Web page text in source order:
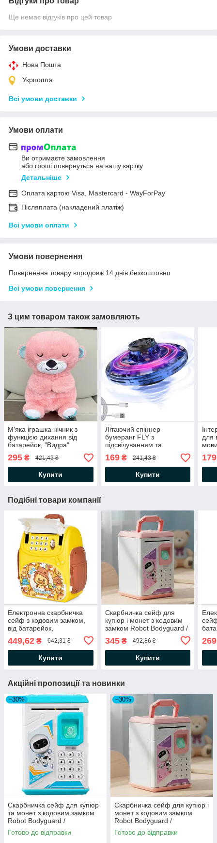
Ще немає відгуків про цей товар
Умови доставки
Нова Пошта
Укрпошта
Всі умови доставки
Умови оплати
Ви отримаєте замовлення
або гроші повернуться на вашу картку
Детальніше
Оплата картою Visa, Mastercard - WayForPay
Післяплата (накладений платіж)
Всі умови оплати
Умови повернення
Повернення товару впродовж 14 днів безкоштовно
Всі умови повернення
З цим товаром також замовляють
М'яка іграшка нічник з
функцією дихання від
батарейок, "Видра"
33,5см, Рожевий / Дитячий
нічник /Нічник іграшка
295 ₴ 421,43 ₴
Купити
Літаючий спіннер
бумеранг FLY з
підсвічуванням та
зарядкою від USB, Синій /
Іграшка для дітей літаюча
тарілка
169₴ 241,43 ₴
Купити
для
179
Подібні товари компанії
Електронна скарбничка
сейф з кодовим замком,
від батарейок,
20х18х10см, School Bag /
Дитяча скарбничка
449,62 ₴ 642,31 ₴
Купити
Скарбничка сейф для
купюр і монет з кодовим
замком Robot Bodyguard /
робот банкомат
345₴ 492,86 ₴
Купити
269
Акційні пропозиції та новинки
–30%
Скарбничка сейф для купюр
та монет з кодовим замком
Robot Bodyguard /
Електронна скарбничка
робот банкомат
Готово до відправки
–30%
Скарбничка сейф для купюр і
монет з кодовим замком
Robot Bodyguard /
Електронна скринька робот
банкомат
Готово до відправки